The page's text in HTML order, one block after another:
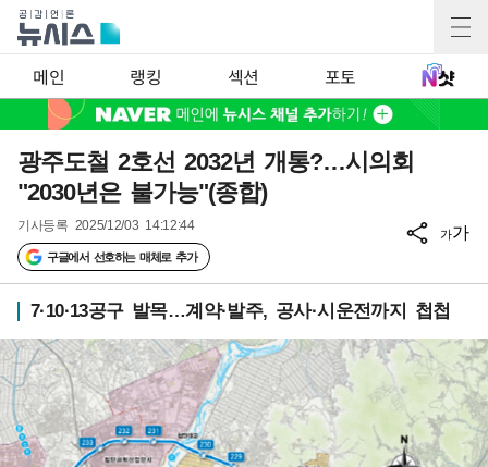
메인 랭킹 섹션 포토
광주도철 2호선 2032년 개통?…시의회
"2030년은 불가능"(종합)
기사등록 2025/12/03 14:12:44
구글에서 선호하는 매체로 추가
가가
7·10·13공구 발목…계약·발주, 공사·시운전까지 첩첩